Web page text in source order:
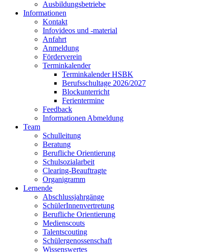
Ausbildungsbetriebe
Informationen
Kontakt
Infovideos und -material
Anfahrt
Anmeldung
Förderverein
Terminkalender
Terminkalender HSBK
Berufsschultage 2026/2027
Blockunterricht
Ferientermine
Feedback
Informationen Abmeldung
Team
Schulleitung
Beratung
Berufliche Orientierung
Schulsozialarbeit
Clearing-Beauftragte
Organigramm
Lernende
Abschlussjahrgänge
SchülerInnenvertretung
Berufliche Orientierung
Medienscouts
Talentscouting
Schüler­genossen­schaft
Wissenswertes